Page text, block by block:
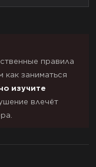
правила
как заниматься
изучите
влечёт